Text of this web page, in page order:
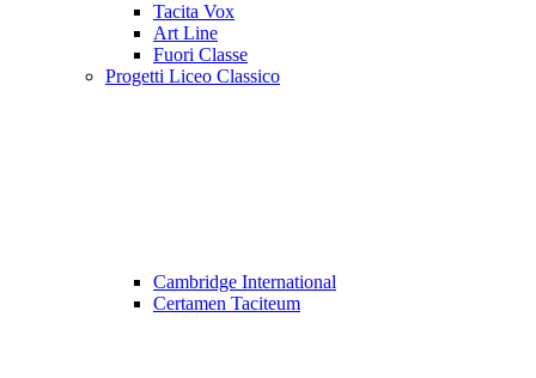
Tacita Vox
Art Line
Fuori Classe
Progetti Liceo Classico
Cambridge International
Certamen Taciteum